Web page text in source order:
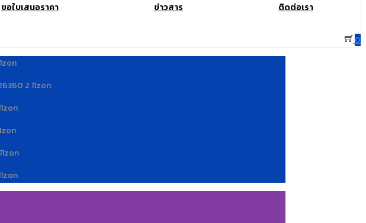
ขอใบเสนอราคา ข่าวสาร ติดต่อเรา
0